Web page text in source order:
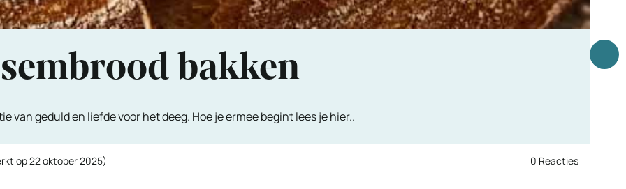
bakken
van geduld en liefde voor het deeg. Hoe je ermee begint lees je hier..
op22 oktober 2025) 0 Reacties